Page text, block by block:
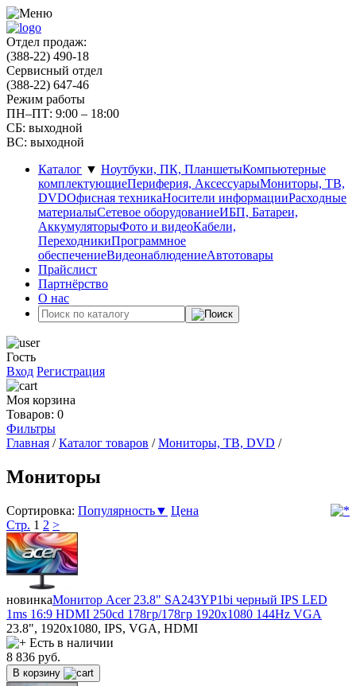
Отдел продаж:
(388-22) 490-18
Сервисный отдел
(388-22) 647-46
Режим работы
ПН–ПТ: 9:00 – 18:00
СБ: выходной
ВС: выходной
Каталог ▼ Ноутбуки, ПК, ПланшетыКомпьютерные
комплектующиеПериферия, АксессуарыМониторы, ТВ,
DVDОфисная техникаНосители информацииРасходные
материалыСетевое оборудованиеИБП, Батареи,
АккумуляторыФото и видеоКабели,
ПереходникиПрограммное
обеспечениеВидеонаблюдениеАвтотовары
Прайслист
Партнёрство
О нас
Гость
Вход Регистрация
Моя корзина
Товаров: 0
Фильтры
Главная /Каталог товаров /Мониторы, ТВ, DVD /
Мониторы
Сортировка: Популярность▼ Цена
Стр. 1 2 >
новинкаМонитор Acer 23.8" SA243YP1bi черный IPS LED
1ms 16:9 HDMI 250cd 178гр/178гр 1920x1080 144Hz VGA
23.8", 1920x1080, IPS, VGA, HDMI
Есть в наличии
8 836 руб.
В корзину